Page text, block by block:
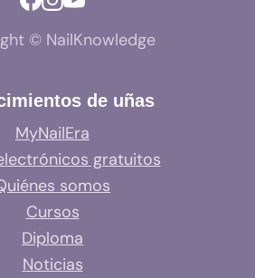
© NailKnowledge
de uñas
MyNailEra
gratuitos
somos
Cursos
Diploma
Noticias